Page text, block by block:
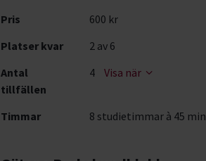
Pris
600 kr
Platser kvar
2 av 6
Antal
tillfällen
4 Visa när
Timmar 8 studietimmar à 45 min